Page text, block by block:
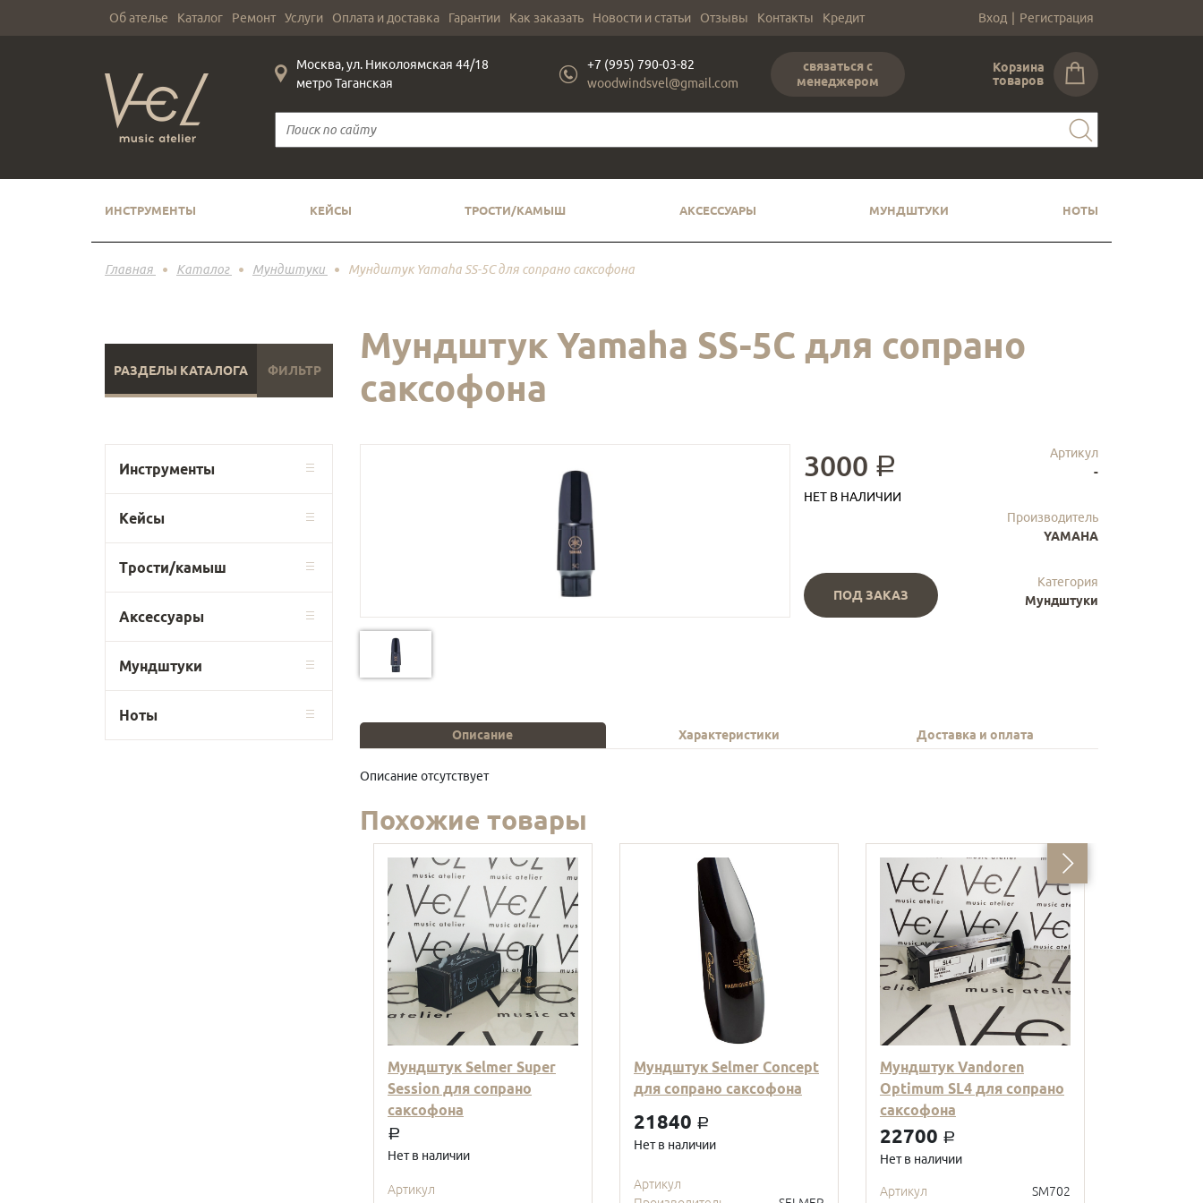
Об ателье Каталог Ремонт Услуги Оплата и доставка Гарантии Как заказать Новости и статьи Отзывы Контакты Кредит Вход | Регистрация
Москва, ул. Николоямская 44/18
метро Таганская
+7 (995) 790-03-82
woodwindsvel@gmail.com
связаться с
менеджером
Корзина
товаров
ИНСТРУМЕНТЫ КЕЙСЫ ТРОСТИ/КАМЫШ АКСЕССУАРЫ МУНДШТУКИ НОТЫ
Главная Каталог Мундштуки Мундштук Yamaha SS-5C для сопрано саксофона
РАЗДЕЛЫ КАТАЛОГА ФИЛЬТР
Мундштук Yamaha SS-5C для сопрано
саксофона
Инструменты
Кейсы
Трости/камыш
Аксессуары
Мундштуки
Ноты
3000 a
НЕТ В НАЛИЧИИ
ПОД ЗАКАЗ
Артикул
-
Производитель
YAMAHA
Категория
Мундштуки
Описание Характеристики Доставка и оплата
Описание отсутствует
Похожие товары
Мундштук Selmer Super
Session для сопрано
саксофона
a
Нет в наличии
Артикул
Мундштук Selmer Concept
для сопрано саксофона
21840 a
Нет в наличии
Артикул
Мундштук Vandoren
Optimum SL4 для сопрано
саксофона
22700 a
Нет в наличии
Артикул
SM702